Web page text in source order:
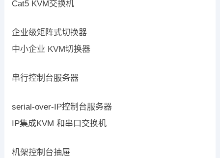
Cat5 KVM交换机
企业级矩阵式切换器
中小企业 KVM切换器
串行控制台服务器
serial-over-IP控制台服务器
IP集成KVM 和串口交换机
机架控制台抽屉